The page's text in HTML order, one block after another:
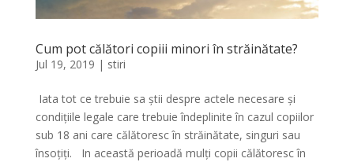
Cum pot călători copiii minori în străinătate?
Jul 19, 2019 | stiri
Iata tot ce trebuie sa știi despre actele necesare și
condițiile legale care trebuie îndeplinite în cazul copiilor
sub 18 ani care călătoresc în străinătate, singuri sau
însoțiți. In această perioadă mulți copii călătoresc în